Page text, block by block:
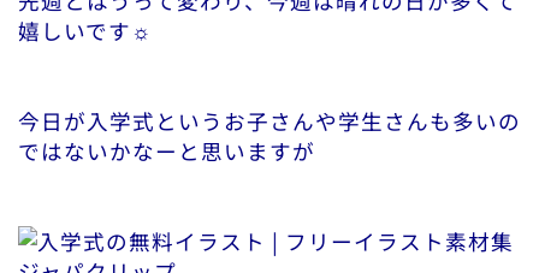
嬉しいです☼
今日が入学式というお子さんや学生さんも多いの
ではないかなーと思いますが